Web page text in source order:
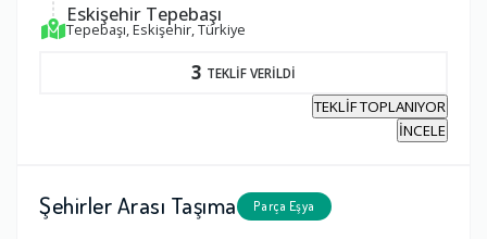
Eskişehir Tepebaşı
Tepebaşı, Eskişehir, Türkiye
3 TEKLİF VERİLDİ
TEKLİF TOPLANIYOR
İNCELE
Şehirler Arası Taşıma Parça Eşya